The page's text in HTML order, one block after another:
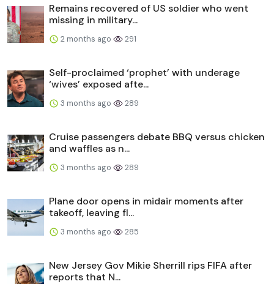
Remains recovered of US soldier who went
missing in military...
2 months ago 291
Self-proclaimed ‘prophet’ with underage
‘wives’ exposed afte...
3 months ago 289
Cruise passengers debate BBQ versus chicken
and waffles as n...
3 months ago 289
Plane door opens in midair moments after
takeoff, leaving fl...
3 months ago 285
New Jersey Gov Mikie Sherrill rips FIFA after
reports that N...